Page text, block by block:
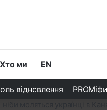
Хто ми EN
відновлення PROМіфи